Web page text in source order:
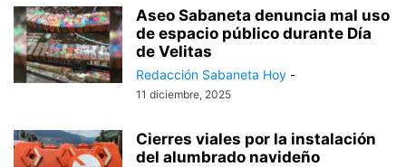
Aseo Sabaneta denuncia mal uso
de espacio público durante Día
de Velitas
Redacción Sabaneta Hoy -
11 diciembre, 2025
Cierres viales por la instalación
del alumbrado navideño